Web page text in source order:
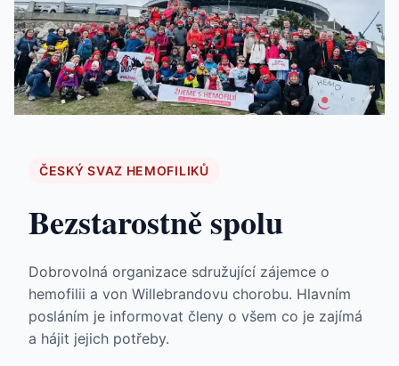
ČESKÝ SVAZ HEMOFILIKŮ
Bezstarostně spolu
Dobrovolná organizace sdružující zájemce o
hemofilii a von Willebrandovu chorobu. Hlavním
posláním je informovat členy o všem co je zajímá
a hájit jejich potřeby.